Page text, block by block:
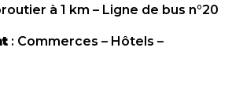
à 1 km – Ligne de bus n°20
: Commerces – Hôtels –